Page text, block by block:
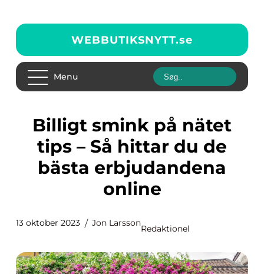
WEBBUTIKSNYTT.se
Menu
Billigt smink på nätet
tips – Så hittar du de
bästa erbjudandena
online
13 oktober 2023 Jon Larsson
Redaktionel